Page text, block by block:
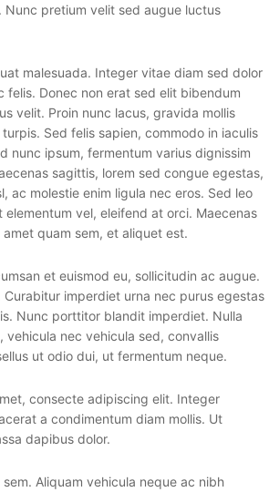
Nunc pretium velit sed augue luctus
malesuada. Integer vitae diam sed dolor
felis. Donec non erat sed elit bibendum
velit. Proin nunc lacus, gravida mollis
Sed felis sapien, commodo in iaculis
nunc ipsum, fermentum varius dignissim
sagittis, lorem sed congue egestas,
ac molestie enim ligula nec eros. Sed leo
vel, eleifend at orci. Maecenas
quam sem, et aliquet est.
et euismod eu, sollicitudin ac augue.
Curabitur imperdiet urna nec purus egestas
Nunc porttitor blandit imperdiet. Nulla
vehicula nec vehicula sed, convallis
ut odio dui, ut fermentum neque.
consecte adipiscing elit. Integer
a condimentum diam mollis. Ut
dapibus dolor.
Aliquam vehicula neque ac nibh